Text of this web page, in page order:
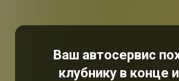
Ваш автосервис
клубнику в конце